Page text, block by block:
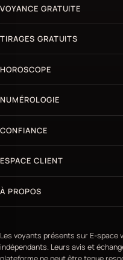
VOYANCE GRATUITE
TIRAGES GRATUITS
HOROSCOPE
NUMÉROLOGIE
CONFIANCE
ESPACE CLIENT
À PROPOS
Les voyants présents sur E-
indépendants. Leurs avis et